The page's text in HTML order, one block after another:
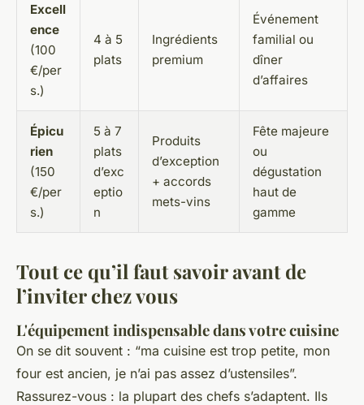
Excell
ence
(100
€/per
s.)
4 à 5
plats
Ingrédients
premium
Événement
familial ou
dîner
d’affaires
Épicu
rien
(150
€/per
s.)
5 à 7
plats
d’exc
eptio
n
Produits
d’exception
+ accords
mets-vins
Fête majeure
ou
dégustation
haut de
gamme
Tout ce qu’il faut savoir avant de
l’inviter chez vous
L'équipement indispensable dans votre cuisine
On se dit souvent : “ma cuisine est trop petite, mon
four est ancien, je n’ai pas assez d’ustensiles”.
Rassurez-vous : la plupart des chefs s’adaptent. Ils